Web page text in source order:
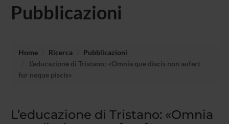
Pubblicazioni
Home Ricerca
Pubblicazioni
L’educazione di Tristano: «Omnia que discis non aufert
fur neque piscis»
L’educazione di Tristano: «Omnia